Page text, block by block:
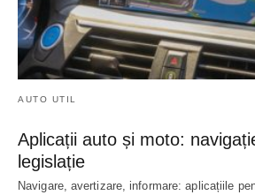
AUTO UTIL
Aplicații auto și moto:
legislație
Navigare, avertizare, informare: aplicațiile